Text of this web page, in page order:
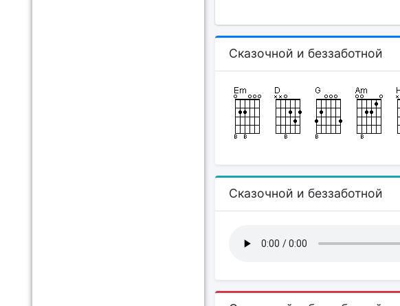
Сказочной и беззаботной
Сказочной и беззаботной